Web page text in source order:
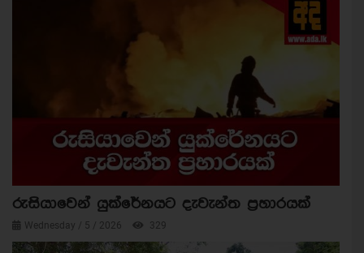
රුසියාවෙන් යුක්රේනයට දැවැන්ත ප්‍රහාරයක්
Wednesday / 5 / 2026 329